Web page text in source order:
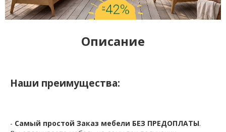
Описание
Наши преимущества:
- Самый простой Заказ мебели БЕЗ ПРЕДОПЛАТЫ.